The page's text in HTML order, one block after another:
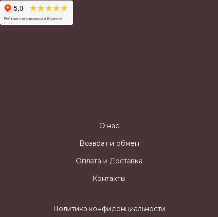
О нас
Возврат и обмен
Оплата и Доставка
Контакты
Политика конфиденциальности